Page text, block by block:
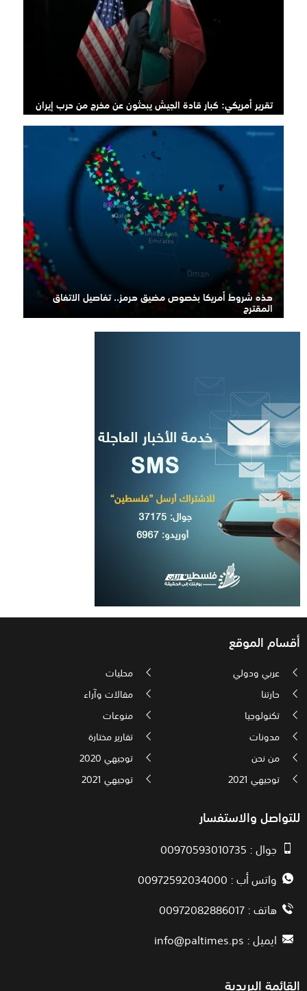
تقرير أمريكي: كبار قادة الجيش يبحثون عن مخرج من حرب إيران
هذه شروط أمريكا بخصوص مضيق هرمز.. تفاصيل الاتفاق
المقترح
أقسام الموقع
عربي ودولي
محليات
حارتنا
مقالات وآراء
تكنولوجيا
منوعات
مدونات
تقارير مختارة
من نحن
توجيهي 2020
توجيهي 2021
توجيهي 2021
للتواصل والاستفسار
جوال : 00970593010735
واتس أب : 00972592034000
هاتف : 00972082886017
ايميل :info@paltimes.ps
القائمة البريدية